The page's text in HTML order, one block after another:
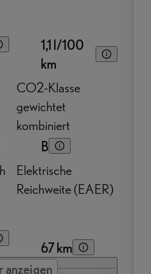
1,1 l/100
km
CO2-Klasse
gewichtet
kombiniert
B
Elektrische
Reichweite (EAER)
67 km
anzeigen